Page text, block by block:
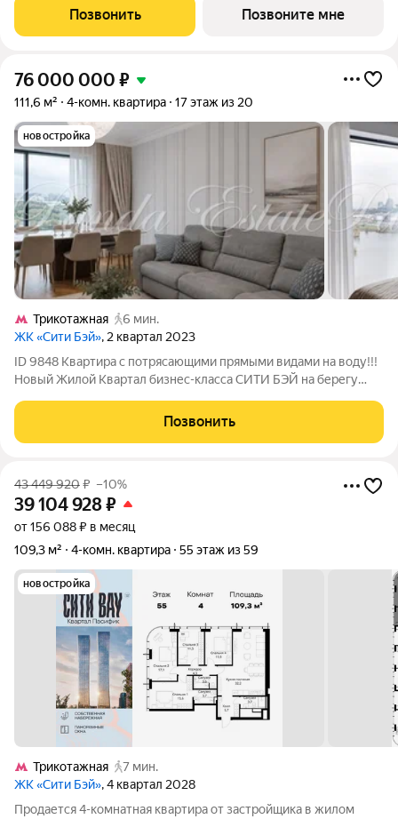
комплекса Сити Бэй - настоящий город в городе с отлично
развитой инфраструктурой
Позвонить Позвоните мне
76 000 000 ₽
111,6 м² 4-комн. квартира 17 этаж из 20
новостройка
Трикотажная
6 мин.
ЖК «Сити Бэй», 2 квартал 2023
ID 9848 Квартира с потрясающими прямыми видами на воду!!!
Новый Жилой Квартал бизнес-класса СИТИ БЭЙ на берегу
зонами отдыха стала местом притяжения жителей и их гостей.
Продается стильная квартира
Позвонить
43 449 920₽ –10%
39 104 928₽
от 156 088 ₽ в месяц
109,3 м²
4-комн. квартира 55 этаж из 59
новостройка
Трикотажная
7 мин.
ЖК «Сити Бэй», 4 квартал 2028
Продается 4-комнатная квартира от застройщика в жилом